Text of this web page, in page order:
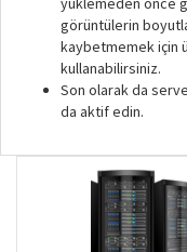
görüntülerin
kaybetmemek için
kullanabilirsiniz.
Son olarak da
da aktif edin.